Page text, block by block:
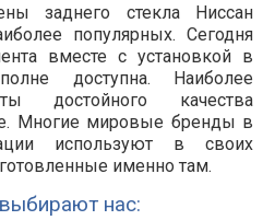
заднего стекла Ниссан
популярных. Сегодня
вместе с установкой в
доступна. Наиболее
достойного качества
Многие мировые бренды в
используют в своих
именно там.
нас: